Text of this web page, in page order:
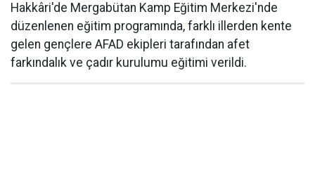
Hakkâri'de Mergabütan Kamp Eğitim Merkezi'nde
düzenlenen eğitim programında, farklı illerden kente
gelen gençlere AFAD ekipleri tarafından afet
farkındalık ve çadır kurulumu eğitimi verildi.